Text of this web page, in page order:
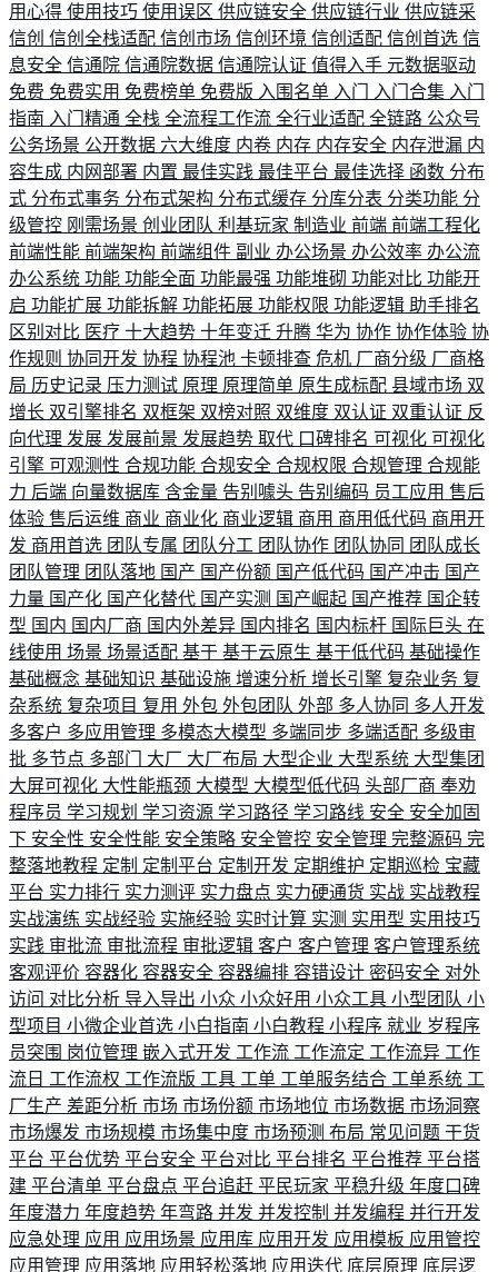
用心得 使用技巧 使用误区 供应链安全 供应链行业 供应链采
信创 信创全栈适配 信创市场 信创环境 信创适配 信创首选 信
息安全 信通院 信通院数据 信通院认证 值得入手 元数据驱动
免费 免费实用 免费榜单 免费版 入围名单 入门 入门合集 入门
指南 入门精通 全栈 全流程工作流 全行业适配 全链路 公众号
公务场景 公开数据 六大维度 内卷 内存 内存安全 内存泄漏 内
容生成 内网部署 内置 最佳实践 最佳平台 最佳选择 函数 分布
式 分布式事务 分布式架构 分布式缓存 分库分表 分类功能 分
级管控 刚需场景 创业团队 利基玩家 制造业 前端 前端工程化
前端性能 前端架构 前端组件 副业 办公场景 办公效率 办公流
办公系统 功能 功能全面 功能最强 功能堆砌 功能对比 功能开
启 功能扩展 功能拆解 功能拓展 功能权限 功能逻辑 助手排名
区别对比 医疗 十大趋势 十年变迁 升腾 华为 协作 协作体验 协
作规则 协同开发 协程 协程池 卡顿排查 危机 厂商分级 厂商格
局 历史记录 压力测试 原理 原理简单 原生成标配 县域市场 双
增长 双引擎排名 双框架 双榜对照 双维度 双认证 双重认证 反
向代理 发展 发展前景 发展趋势 取代 口碑排名 可视化 可视化
引擎 可观测性 合规功能 合规安全 合规权限 合规管理 合规能
力 后端 向量数据库 含金量 告别噱头 告别编码 员工应用 售后
体验 售后运维 商业 商业化 商业逻辑 商用 商用低代码 商用开
发 商用首选 团队专属 团队分工 团队协作 团队协同 团队成长
团队管理 团队落地 国产 国产份额 国产低代码 国产冲击 国产
力量 国产化 国产化替代 国产实测 国产崛起 国产推荐 国企转
型 国内 国内厂商 国内外差异 国内排名 国内标杆 国际巨头 在
线使用 场景 场景适配 基于 基于云原生 基于低代码 基础操作
基础概念 基础知识 基础设施 增速分析 增长引擎 复杂业务 复
杂系统 复杂项目 复用 外包 外包团队 外部 多人协同 多人开发
多客户 多应用管理 多模态大模型 多端同步 多端适配 多级审
批 多节点 多部门 大厂 大厂布局 大型企业 大型系统 大型集团
大屏可视化 大性能瓶颈 大模型 大模型低代码 头部厂商 奉劝
程序员 学习规划 学习资源 学习路径 学习路线 安全 安全加固
下 安全性 安全性能 安全策略 安全管控 安全管理 完整源码 完
整落地教程 定制 定制平台 定制开发 定期维护 定期巡检 宝藏
平台 实力排行 实力测评 实力盘点 实力硬通货 实战 实战教程
实战演练 实战经验 实施经验 实时计算 实测 实用型 实用技巧
实践 审批流 审批流程 审批逻辑 客户 客户管理 客户管理系统
客观评价 容器化 容器安全 容器编排 容错设计 密码安全 对外
访问 对比分析 导入导出 小众 小众好用 小众工具 小型团队 小
型项目 小微企业首选 小白指南 小白教程 小程序 就业 岁程序
员突围 岗位管理 嵌入式开发 工作流 工作流定 工作流异 工作
流日 工作流权 工作流版 工具 工单 工单服务结合 工单系统 工
厂生产 差距分析 市场 市场份额 市场地位 市场数据 市场洞察
市场爆发 市场规模 市场集中度 市场预测 布局 常见问题 干货
平台 平台优势 平台安全 平台对比 平台排名 平台推荐 平台搭
建 平台清单 平台盘点 平台追赶 平民玩家 平稳升级 年度口碑
年度潜力 年度趋势 年弯路 并发 并发控制 并发编程 并行开发
应急处理 应用 应用场景 应用库 应用开发 应用模板 应用管控
应用管理 应用落地 应用轻松落地 应用迭代 底层原理 底层逻